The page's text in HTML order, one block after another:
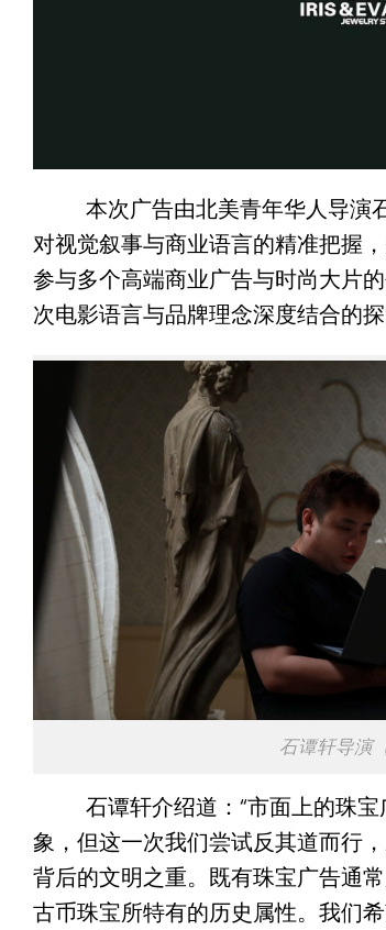
本次广告由北美青年华人导演
对视觉叙事与商业语言的精准把握
参与多个高端商业广告与时尚大片
次电影语言与品牌理念深度结合的探
石谭轩导演
石谭轩介绍道：“市面上的珠宝
象，但这一次我们尝试反其道而行
背后的文明之重。既有珠宝广告通
古币珠宝所特有的历史属性。我们